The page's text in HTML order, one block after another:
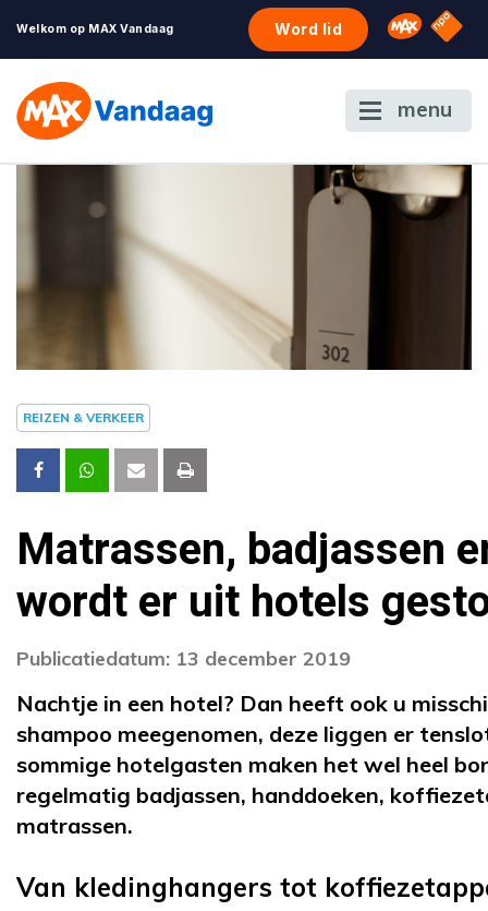
Welkom op MAX Vandaag Word lid Omroep
NPO
menu
REIZEN & VERKEER
Matrassen, badjassen
wordt er uit hotels
Publicatiedatum: 13 december 2019
Nachtje in een hotel? Dan heeft ook u
shampoo meegenomen, deze liggen er
sommige hotelgasten maken het wel heel
regelmatig badjassen, handdoeken,
matrassen.
Van kledinghangers tot